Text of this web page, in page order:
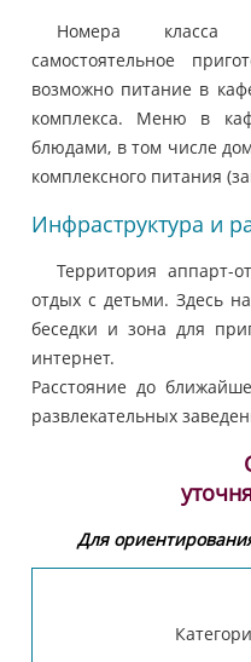
Номера класса
самостоятельное
возможно питание в
комплекса. Меню в
блюдами, в том числе
комплексного питания
Инфраструктура и
Территория аппарт-
отдых с детьми. Здесь
беседки и зона для
интернет.
Расстояние до
развлекательных
Для